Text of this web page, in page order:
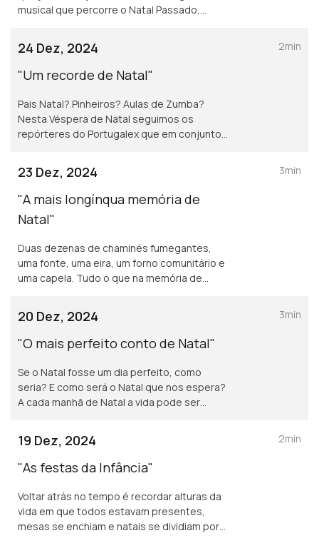
musical que percorre o Natal Passado,
24 Dez, 2024
"Um recorde de Natal"
Pais Natal? Pinheiros? Aulas de Zumba?
Nesta Véspera de Natal seguimos os
repórteres do Portugalex que em conjunto
pequenos também.
2min
23 Dez, 2024
"A mais longínqua memória de
Natal"
Duas dezenas de chaminés fumegantes,
uma fonte, uma eira, um forno comunitário e
uma capela. Tudo o que na memória de
3min
20 Dez, 2024
"O mais perfeito conto de Natal"
Se o Natal fosse um dia perfeito, como
seria? E como será o Natal que nos espera?
A cada manhã de Natal a vida pode ser
3min
19 Dez, 2024
"As festas da Infância"
Voltar atrás no tempo é recordar alturas da
vida em que todos estavam presentes,
mesas se enchiam e natais se dividiam por
2min